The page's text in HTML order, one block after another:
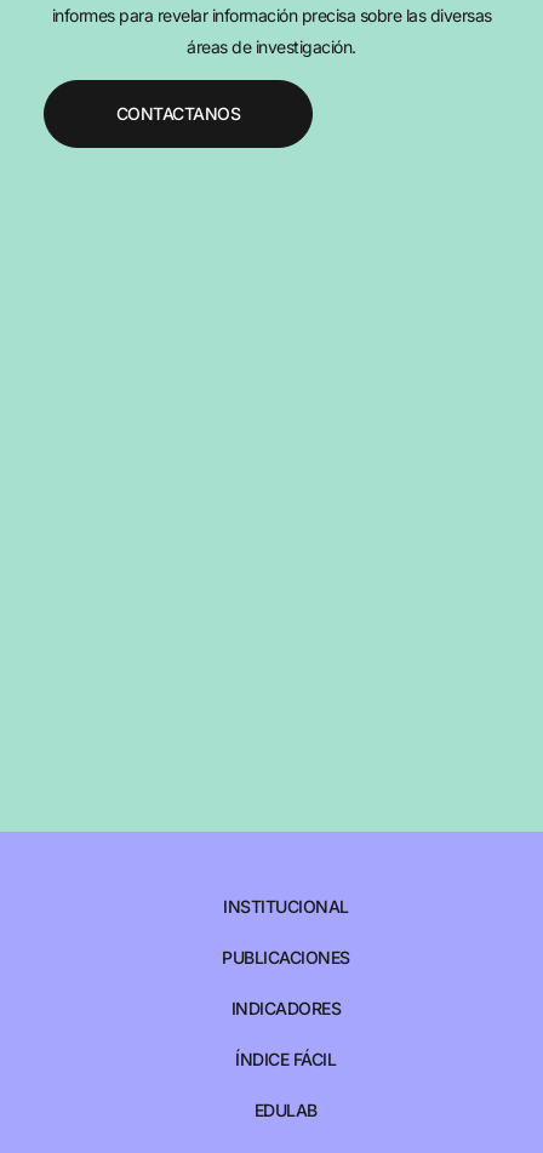
informes para revelar información precisa sobre las diversas
áreas de investigación.
CONTACTANOS
INSTITUCIONAL
PUBLICACIONES
INDICADORES
ÍNDICE FÁCIL
EDULAB